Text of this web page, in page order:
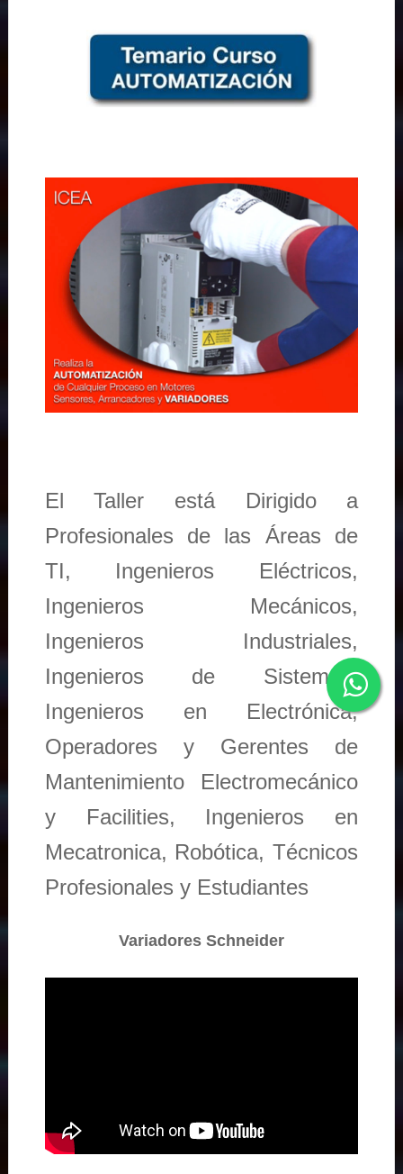
El Taller está Dirigido a
Profesionales de las Áreas de
TI, Ingenieros Eléctricos,
Ingenieros Mecánicos,
Ingenieros Industriales,
Ingenieros de Sistemas,
Ingenieros en Electrónica,
Operadores y Gerentes de
Mantenimiento Electromecánico
y Facilities, Ingenieros en
Mecatronica, Robótica, Técnicos
Profesionales y Estudiantes
Variadores Schneider